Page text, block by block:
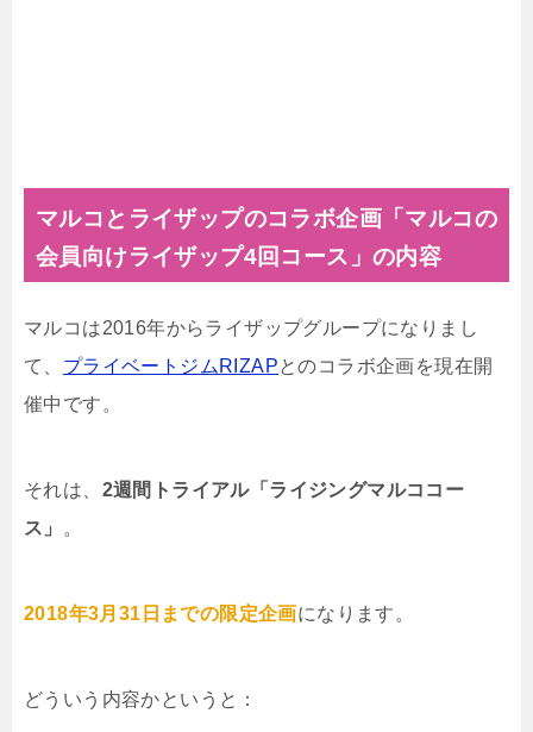
マルコとライザップのコラボ企画「マルコの
会員向けライザップ4回コース」の内容
マルコは2016年からライザップグループになりまし
て、 プライベートジムRIZAPとのコラボ企画を現在開
催中です。
それは、 2週間トライアル「ライジングマルココー
ス」 。
2018年3月31日までの限定企画になります。
どういう内容かというと：